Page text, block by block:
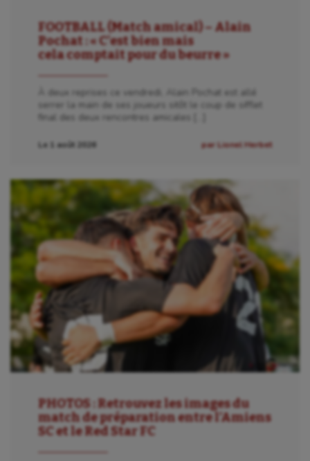
FOOTBALL (Match amical) – Alain
Pochat : « C’est bien mais
cela comptait pour du beurre »
À deux reprises ce vendredi, Alain Pochat est allé
serrer la main de ses joueurs sitôt le coup de sifflet
final des deux rencontres amicales […]
Le 1 août 2026 par Lionel Herbet
PHOTOS : Retrouvez les images du
match de préparation entre l’Amiens
SC et le Red Star FC